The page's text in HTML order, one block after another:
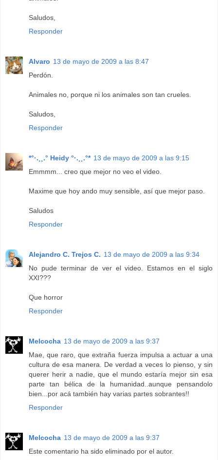
Saludos,
Responder
Alvaro 13 de mayo de 2009 a las 8:47
Perdón.
Animales no, porque ni los animales son tan crueles.
Saludos,
Responder
*°·.¸¸.° Heidy °·.¸¸.°* 13 de mayo de 2009 a las 9:15
Emmmm... creo que mejor no veo el video.
Maxime que hoy ando muy sensible, así que mejor paso.
Saludos
Responder
Alejandro C. Trejos C. 13 de mayo de 2009 a las 9:34
No pude terminar de ver el video. Estamos en el siglo
XXI???
Que horror
Responder
Melcocha 13 de mayo de 2009 a las 9:37
Mae, que raro, que extraña fuerza impulsa a actuar a una
cultura de esa manera. De verdad a veces lo pienso, y sin
querer herir a nadie, que el mundo estaría mejor sin esa
parte tan bélica de la humanidad..aunque pensandolo
bien...por acá también hay varias partes sobrantes!!
Responder
Melcocha 13 de mayo de 2009 a las 9:37
Este comentario ha sido eliminado por el autor.